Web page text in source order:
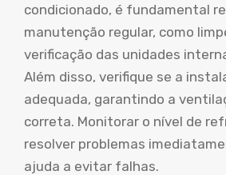
condicionado, é fundamental
manutenção regular, como
verificação das unidades
Além disso, verifique se a
adequada, garantindo a
correta. Monitorar o nível de
resolver problemas
ajuda a evitar falhas.